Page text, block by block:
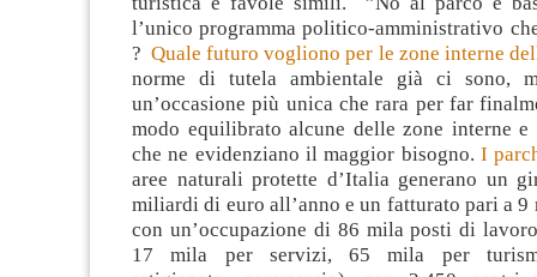
l’unico programma politico-amministrativo
?Quale futuro vogliono per le zone interne
norme di tutela ambientale già ci sono,
un’occasione più unica che rara per far
modo equilibrato alcune delle zone interne e
che ne evidenziano il maggior bisogno. I
aree naturali protette d’Italia generano un
miliardi di euro all’anno e un fatturato pari a
con un’occupazione di 86 mila posti di
17 mila per servizi, 65 mila per